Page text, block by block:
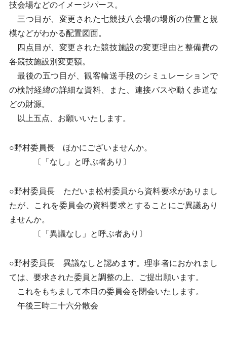
技会場などのイメージパース。
三つ目が、変更された七競技八会場の場所の位置と規
模などがわかる配置図面。
四点目が、変更された競技施設の変更理由と整備費の
各競技施設別変更額。
最後の五つ目が、観客輸送手段のシミュレーションで
の検討経緯の詳細な資料、また、連接バスや動く歩道な
どの財源。
以上五点、お願いいたします。
○野村委員長 ほかにございませんか。
〔「なし」と呼ぶ者あり〕
○野村委員長 ただいま松村委員から資料要求がありまし
たが、これを委員会の資料要求とすることにご異議あり
ませんか。
〔「異議なし」と呼ぶ者あり〕
○野村委員長 異議なしと認めます。理事者におかれまし
ては、要求された委員と調整の上、ご提出願います。
これをもちまして本日の委員会を閉会いたします。
午後三時二十六分散会